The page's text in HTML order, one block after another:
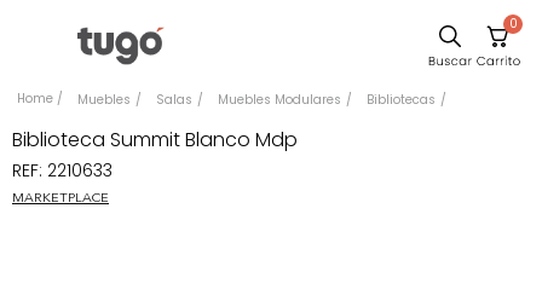
0
Muebles Salas Muebles Modulares Bibliotecas
Biblioteca Summit Blanco Mdp
REF: 2210633
MARKETPLACE
Comedor
Escritorio